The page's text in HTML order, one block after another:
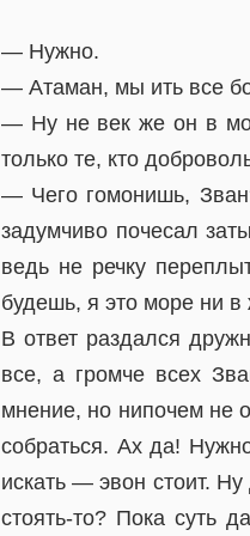
— Нужно.
— Атаман, мы ить все
— Ну не век же он в
только те, кто
— Чего гомонишь,
задумчиво почесал
ведь не речку
будешь, я это море ни в
В ответ раздался
все, а громче всех
мнение, но нипочем не
собраться. Ах да!
искать — эвон стоит.
стоять-то? Пока суть